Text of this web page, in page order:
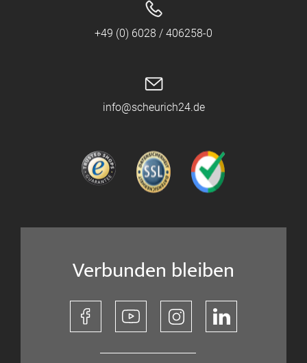
+49 (0) 6028 / 406258-0
info@scheurich24.de
Verbunden bleiben